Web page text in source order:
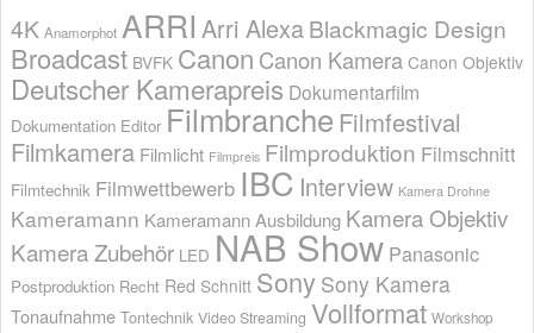
4K Anamorphot ARRI Arri AlexaBlackmagic Design
Broadcast BVFK Canon Canon Kamera Canon Objektiv
Deutscher Kamerapreis Dokumentarfilm
Dokumentation Editor Filmbranche Filmfestival
Filmkamera Filmlicht Filmpreis Filmproduktion Filmschnitt
Filmtechnik Filmwettbewerb IBC Interview Kamera Drohne
Kameramann Kameramann Ausbildung Kamera Objektiv
Kamera Zubehör LED NAB Show Panasonic
Postproduktion Recht Red Schnitt Sony Sony Kamera
Tonaufnahme Tontechnik Video Streaming Vollformat Workshop